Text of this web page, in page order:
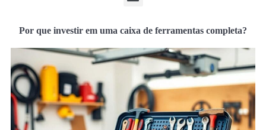
Por que investir em uma caixa de ferramentas completa?